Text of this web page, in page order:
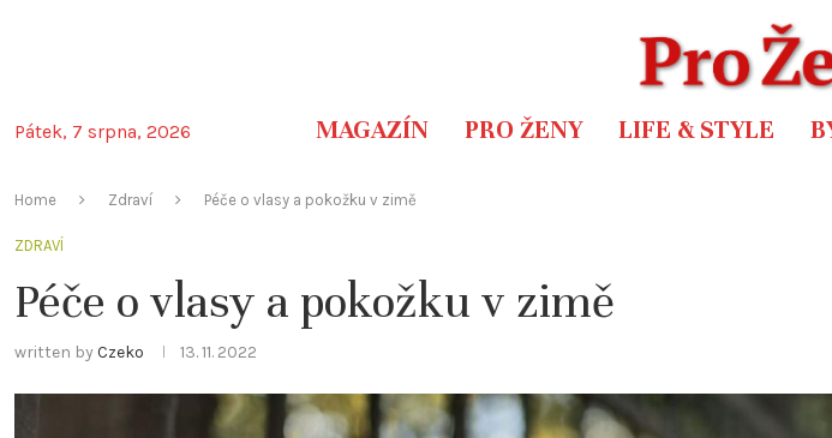
Pátek, 7 srpna, 2026 MAGAZÍN PRO ŽENY LIFE & STYLE
Home Zdraví Péče o vlasy a pokožku v zimě
ZDRAVÍ
Péče o vlasy a pokožku v zimě
written by Czeko 13. 11. 2022